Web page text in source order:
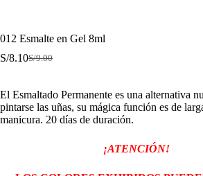
012 Esmalte en Gel 8ml
S/9.00
El
original
era:
S/9.00.
S/8.10El
actual
es:
S/8.10.
El Esmaltado Permanente es una alternativa
pintarse las uñas, su mágica función es de
manicura. 20 días de duración.
¡ATENCIÓN!